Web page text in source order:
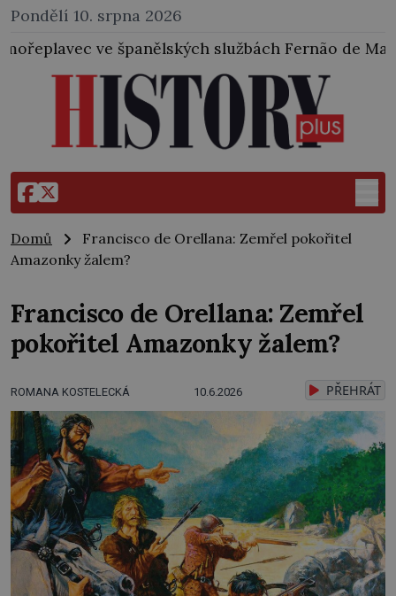
Pondělí 10. srpna 2026
službách Fernão de Magalhães vyplul ze
Domů
Francisco de Orellana: Zemřel pokořitel
Amazonky žalem?
Francisco de Orellana: Zemřel
pokořitel Amazonky žalem?
ROMANA KOSTELECKÁ 10.6.2026 PŘEHRÁT